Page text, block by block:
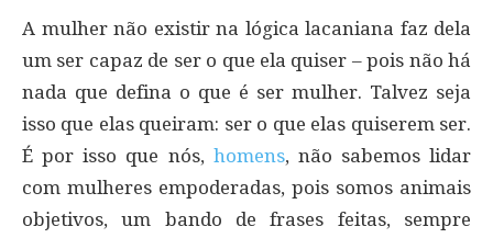
A mulher não existir na lógica lacaniana faz dela
um ser capaz de ser o que ela quiser – pois não há
nada que defina o que é ser mulher. Talvez seja
isso que elas queiram: ser o que elas quiserem ser.
É por isso que nós, homens, não sabemos lidar
com mulheres empoderadas, pois somos animais
objetivos, um bando de frases feitas, sempre